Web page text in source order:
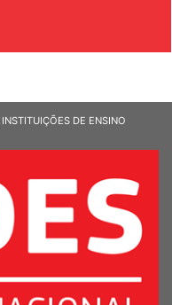
DE ENSINO